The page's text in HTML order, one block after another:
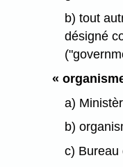
b) tout
désigné
«
a)
b)
c) Bureau